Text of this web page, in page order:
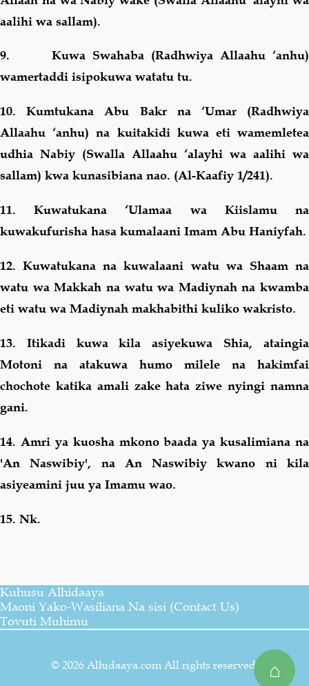
⌂
aalihi wa sallam).
9. Kuwa Swahaba (Radhwiya Allaahu ‘anhu)
wamertaddi isipokuwa watatu tu.
10. Kumtukana Abu Bakr na ‘Umar (Radhwiya
Allaahu ‘anhu) na kuitakidi kuwa eti wamemletea
udhia Nabiy (Swalla Allaahu ‘alayhi wa aalihi wa
sallam) kwa kunasibiana nao. (Al-Kaafiy 1/241).
11. Kuwatukana ‘Ulamaa wa Kiislamu na
kuwakufurisha hasa kumalaani Imam Abu Haniyfah.
12. Kuwatukana na kuwalaani watu wa Shaam na
watu wa Makkah na watu wa Madiynah na kwamba
eti watu wa Madiynah makhabithi kuliko wakristo.
13. Itikadi kuwa kila asiyekuwa Shia, ataingia
Motoni na atakuwa humo milele na hakimfai
chochote katika amali zake hata ziwe nyingi namna
gani.
14. Amri ya kuosha mkono baada ya kusalimiana na
'An Naswibiy', na An Naswibiy kwano ni kila
asiyeamini juu ya Imamu wao.
15. Nk.
Kuhusu Alhidaaya
Maoni Yako-Wasiliana Na sisi (Contact Us)
Tovuti Muhimu
© 2026 Alhidaaya.com All rights reserved.